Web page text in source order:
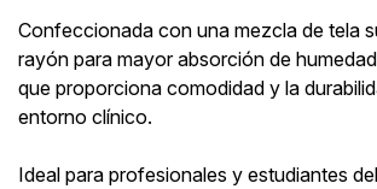
Confeccionada con una mezcla de tela
rayón para mayor absorción de
que proporciona comodidad y la
entorno clínico.
Ideal para profesionales y estudiantes